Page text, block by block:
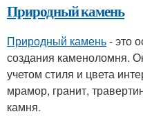
Природный камень
Природный камень- это
создания каменоломня.
учетом стиля и цвета
мрамор, гранит,
камня.